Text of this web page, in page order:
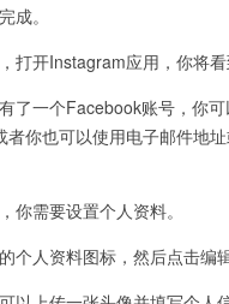
成。
开Instagram应用，你将看
一个Facebook账号，你可
者你也可以使用电子邮件地
需要设置个人资料。
人资料图标，然后点击编辑